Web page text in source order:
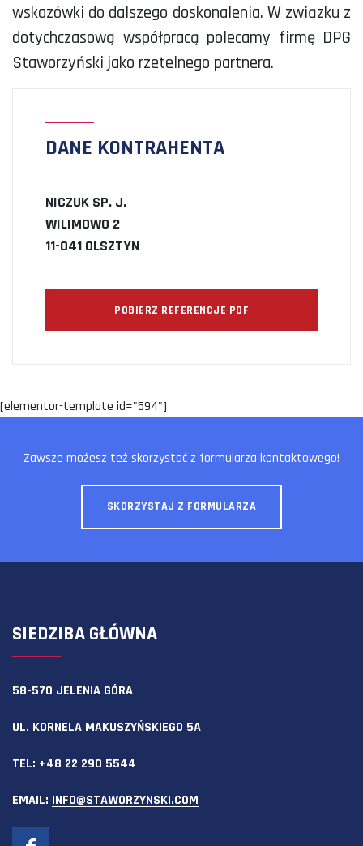
wskazówki do dalszego doskonalenia. W związku z
dotychczasową współpracą polecamy firmę DPG
Staworzyński jako rzetelnego partnera.
DANE KONTRAHENTA
NICZUK SP. J.
WILIMOWO 2
11-041 OLSZTYN
POBIERZ REFERENCJE PDF
[elementor-template id="594"]
Zawsze możesz też skorzystać z formularza kontaktowego!
SKORZYSTAJ Z FORMULARZA
SIEDZIBA GŁÓWNA
58-570 JELENIA GÓRA
UL. KORNELA MAKUSZYŃSKIEGO 5A
TEL: +48 22 290 5544
EMAIL: INFO@STAWORZYNSKI.COM